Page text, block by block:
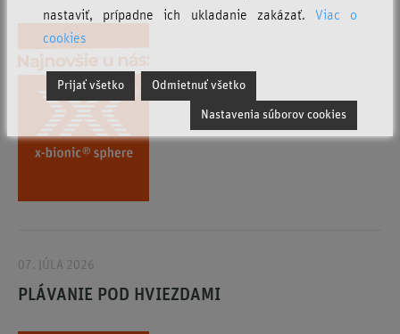
07. JÚLA 2026
PLÁVANIE POD HVIEZDAMI
nastaviť, prípadne ich ukladanie zakázať. Viac o
cookies
Prijať všetko Odmietnuť všetko
Nastavenia súborov cookies